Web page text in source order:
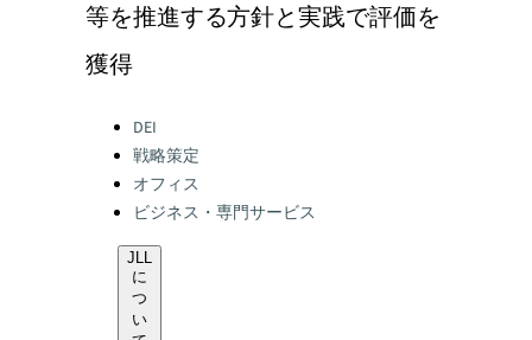
等を推進する方針と実践で評価を
獲得
Categories:
DEI
戦略策定
オフィス
ビジネス・専門サービス
JLL
に
つ
い